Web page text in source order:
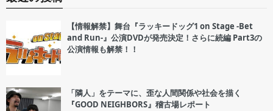
【情報解禁】舞台『ラッキードッグ1 on Stage -Bet
and Run-』公演DVDが発売決定！さらに続編 Part3の
公演情報も解禁！！
「隣人」をテーマに、歪な人間関係や社会を描く
『GOOD NEIGHBORS』稽古場レポート